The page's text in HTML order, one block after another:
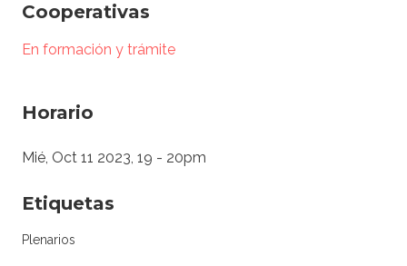
Cooperativas
En formación y trámite
Horario
Mié, Oct 11 2023, 19 - 20pm
Etiquetas
Plenarios